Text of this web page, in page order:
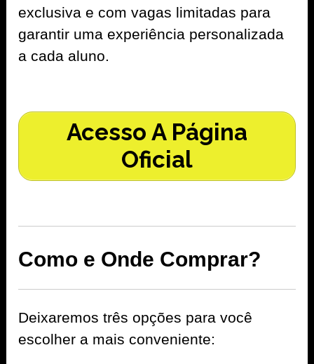
exclusiva e com vagas limitadas para
garantir uma experiência personalizada
a cada aluno.
Acesso A Página
Oficial
Como e Onde Comprar?
Deixaremos três opções para você
escolher a mais conveniente: